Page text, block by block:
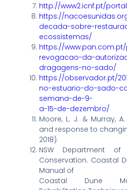
http://www2.icnf.pt/
https://
decada-sobre-
ecossistemas/
https://
revogacao-da-
dragagens-no-sado/
https://observador.pt/
no-estuario-do-sado-
semana-de-9-
a-15-de-dezembro/
Moore, L. J. & Murray,
and response to
2018).
NSW Department
Conservation. Coastal
Manual of
Coastal Dune